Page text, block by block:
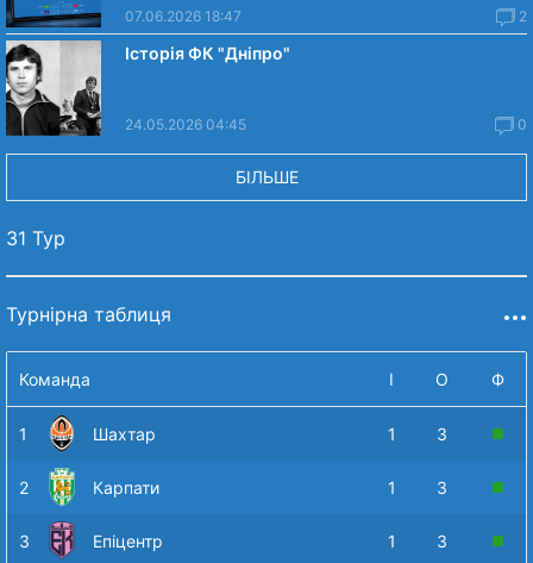
07.06.2026 18:47 2
Історія ФК "Дніпро"
24.05.2026 04:45 0
БІЛЬШЕ
31 Тур
Турнірна таблиця
Команда І О Ф
1 Шахтар 1 3
2 Карпати 1 3
3 Епіцентр 1 3